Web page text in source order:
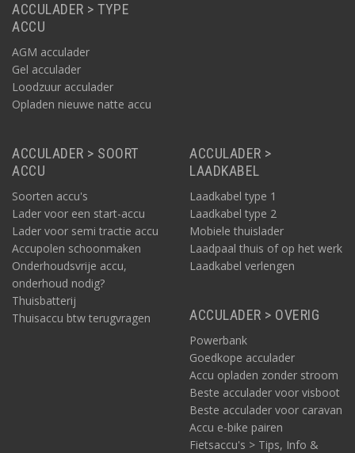
ACCULADER > TYPE
ACCU
AGM acculader
Gel acculader
Loodzuur acculader
Opladen nieuwe natte accu
ACCULADER > SOORT
ACCU
Soorten accu's
Lader voor een start-accu
Lader voor semi tractie accu
Accupolen schoonmaken
Onderhoudsvrije accu,
onderhoud nodig?
Thuisbatterij
Thuisaccu btw terugvragen
ACCULADER >
LAADKABEL
Laadkabel type 1
Laadkabel type 2
Mobiele thuislader
Laadpaal thuis of op het werk
Laadkabel verlengen
ACCULADER > OVERIG
Powerbank
Goedkope acculader
Accu opladen zonder stroom
Beste acculader voor visboot
Beste acculader voor caravan
Accu e-bike pairen
Fietsaccu's > Tips, Info &